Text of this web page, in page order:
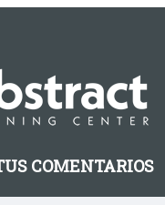
COMENTARIOS